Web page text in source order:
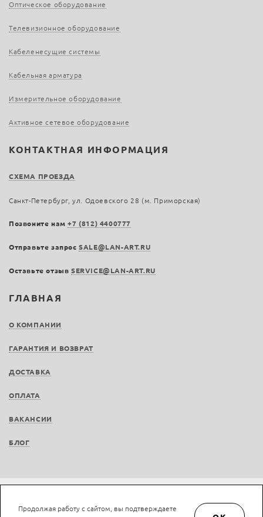
ГЛАВНАЯ
О КОМПАНИИ
ГАРАНТИЯ И ВОЗВРАТ
ДОСТАВКА
ОПЛАТА
ВАКАНСИИ
БЛОГ
Оптическое оборудование
Телевизионное оборудование
Кабеленесущие системы
Кабельная арматура
Измерительное оборудование
Активное сетевое оборудование
КОНТАКТНАЯ ИНФОРМАЦИЯ
СХЕМА ПРОЕЗДА
Санкт-Петербург, ул. Одоевского 28 (м. Приморская)
Позвоните нам+7 (812) 4400777
Отправьте запросSALE@LAN-ART.RU
Оставьте отзыв SERVICE@LAN-ART.RU
Не является публичной офертой © LAN-art.ru, 2013—2026. Все права защищены.
Политика конфиденциальности.
Положение об обработке и защите персональных
Продолжая работу с сайтом, вы подтверждаете